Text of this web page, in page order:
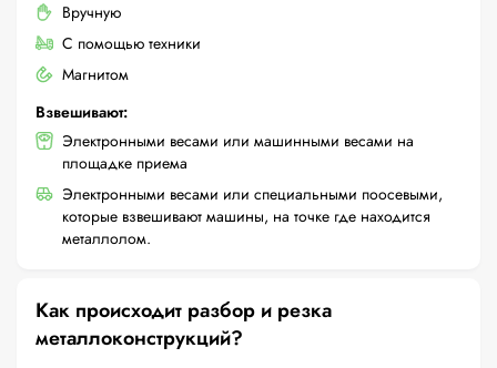
Вручную
С помощью техники
Магнитом
Взвешивают:
Электронными весами или машинными весами на
площадке приема
Электронными весами или специальными поосевыми,
которые взвешивают машины, на точке где находится
металлолом.
Как происходит разбор и резка
металлоконструкций?